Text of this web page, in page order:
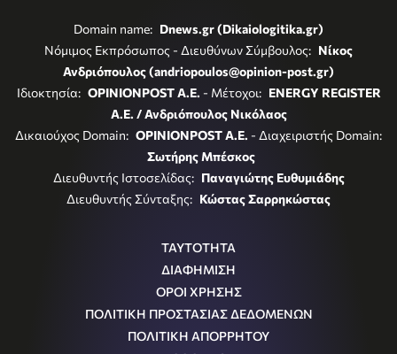
Domain name: Dnews.gr (Dikaiologitika.gr)
Νόμιμος Εκπρόσωπος - Διευθύνων Σύμβουλος: Νίκος
Ανδριόπουλος (andriopoulos@opinion-post.gr)
Ιδιοκτησία: OPINIONPOST A.E. - Μέτοχοι: ENERGY REGISTER
Α.Ε. / Ανδριόπουλος Νικόλαος
Δικαιούχος Domain: OPINIONPOST A.E. - Διαχειριστής Domain:
Σωτήρης Μπέσκος
Διευθυντής Ιστοσελίδας: Παναγιώτης Ευθυμιάδης
Διευθυντής Σύνταξης: Κώστας Σαρρηκώστας
ΤΑΥΤΟΤΗΤΑ
ΔΙΑΦΗΜΙΣΗ
ΟΡΟΙ ΧΡΗΣΗΣ
ΠΟΛΙΤΙΚΗ ΠΡΟΣΤΑΣΙΑΣ ΔΕΔΟΜΕΝΩΝ
ΠΟΛΙΤΙΚΗ ΑΠΟΡΡΗΤΟΥ